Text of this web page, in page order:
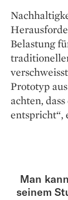
Belastung
Prototyp
achten,
entspricht“,
Man
seinem